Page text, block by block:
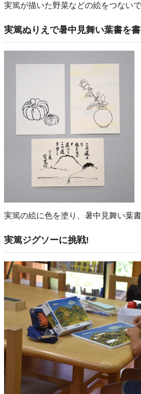
実篤が描いた野菜などの絵をつない
実篤ぬりえで暑中見舞い葉書を
実篤の絵に色を塗り、暑中見舞い葉
実篤ジグソーに挑戦!